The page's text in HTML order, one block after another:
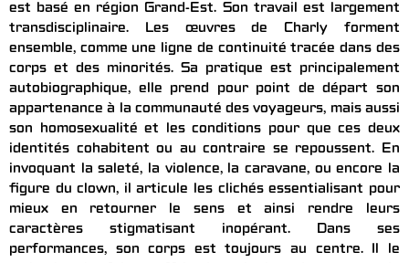
est basé en région Grand-Est. Son travail est largement
transdisciplinaire. Les œuvres de Charly forment
ensemble, comme une ligne de continuité tracée dans des
corps et des minorités. Sa pratique est principalement
autobiographique, elle prend pour point de départ son
appartenance à la communauté des voyageurs, mais aussi
son homosexualité et les conditions pour que ces deux
identités cohabitent ou au contraire se repoussent. En
invoquant la saleté, la violence, la caravane, ou encore la
figure du clown, il articule les clichés essentialisant pour
mieux en retourner le sens et ainsi rendre leurs
caractères stigmatisant inopérant. Dans ses
performances, son corps est toujours au centre. Il le